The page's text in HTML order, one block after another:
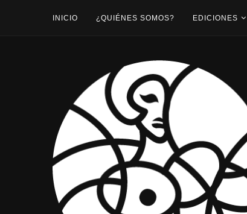
INICIO ¿QUIÉNES SOMOS? EDICIONES